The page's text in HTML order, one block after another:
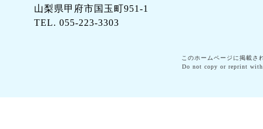
山梨県甲府市国玉町951-1
TEL. 055-223-3303
このホームページに掲載さ
Do not copy or reprint